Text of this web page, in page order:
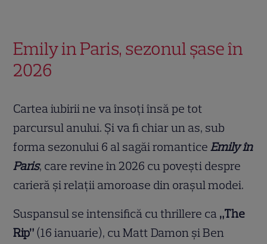
Emily in Paris, sezonul șase în
2026
Cartea iubirii ne va însoți însă pe tot
parcursul anului. Și va fi chiar un as, sub
forma sezonului 6 al sagăi romanticeEmily în
Paris, care revine în 2026 cu povești despre
carieră și relații amoroase din orașul modei.
Suspansul se intensifică cu thrillere ca „The
Rip” (16 ianuarie), cu Matt Damon și Ben